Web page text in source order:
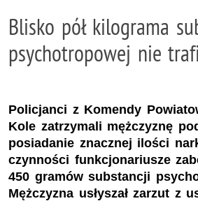
Blisko pół kilograma
psychotropowej nie
Policjanci z Komendy
Kole zatrzymali mężczyznę
posiadanie znacznej ilości
czynności funkcjonariusze
450 gramów substancji
Mężczyzna usłyszał zarzut z